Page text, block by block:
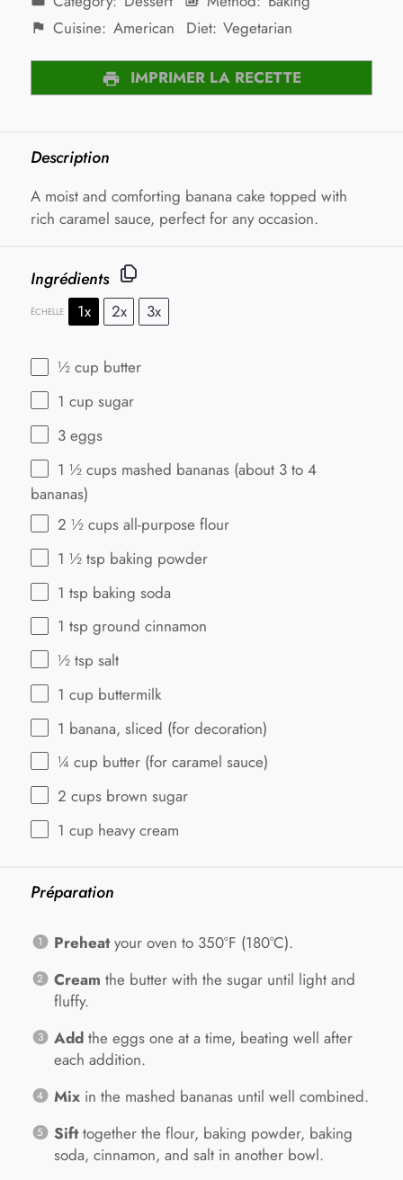
Cuisine: American Diet: Vegetarian
IMPRIMER LA RECETTE
Description
A moist and comforting banana cake topped with
rich caramel sauce, perfect for any occasion.
Ingrédients
ÉCHELLE 1x 2x 3x
½ cup butter
1 cup sugar
3 eggs
1 ½ cups mashed bananas (about 3 to 4
bananas)
2 ½ cups all-purpose flour
1 ½ tsp baking powder
1 tsp baking soda
1 tsp ground cinnamon
½ tsp salt
1 cup buttermilk
1 banana, sliced (for decoration)
¼ cup butter (for caramel sauce)
2 cups brown sugar
1 cup heavy cream
Préparation
Preheatyour oven to 350°F (180°C).
Cream the butter with the sugar until light and
fluffy.
Addthe eggs one at a time, beating well after
each addition.
Mixin the mashed bananas until well combined.
Sifttogether the flour, baking powder, baking
soda, cinnamon, and salt in another bowl.